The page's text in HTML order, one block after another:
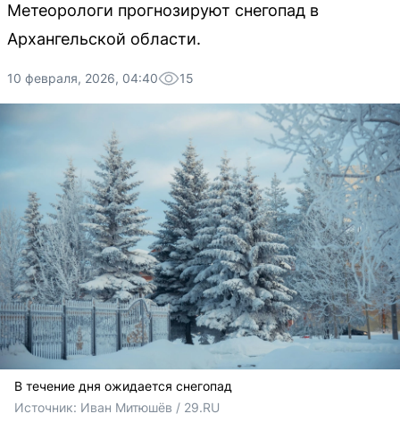
Метеорологи прогнозируют снегопад в
Архангельской области.
10 февраля, 2026, 04:40 15
В течение дня ожидается снегопад
Источник: Иван Митюшёв / 29.RU